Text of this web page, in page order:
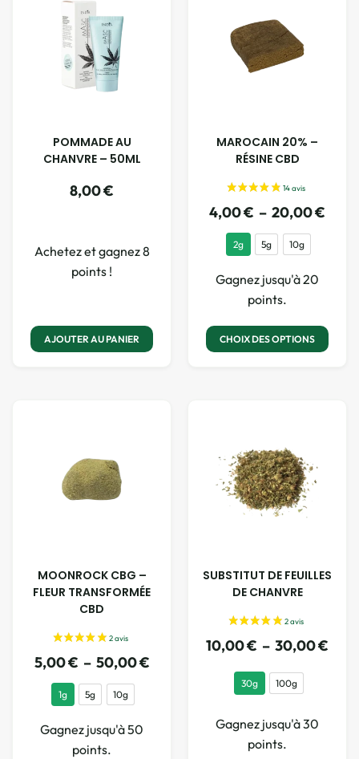
POMMADE AU
CHANVRE – 50ML
8,00€
Achetez et gagnez 8
points !
AJOUTER AU PANIER
MAROCAIN 20% –
RÉSINE CBD
4,00€ – 20,00€
2g 5g 10g
Gagnez jusqu'à 20
points.
CHOIX DES OPTIONS
MOONROCK CBG –
FLEUR TRANSFORMÉE
CBD
5,00€ – 50,00€
1g 5g 10g
Gagnez jusqu'à 50
points.
SUBSTITUT DE FEUILLES
DE CHANVRE
10,00€ – 30,00€
30g 100g
Gagnez jusqu'à 30
points.